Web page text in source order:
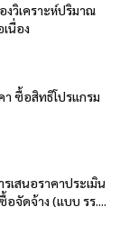
งวิเคราะห์ปริมาณ
นื่อง
ซื้อสิทธิโปรแกรม
เสนอราคาประเมิน
อจัดจ้าง (แบบ รร....